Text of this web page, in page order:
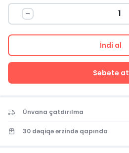
Səbətə at
İndi al
Ünvana çatdırılma
30 dəqiqə ərzində qapında